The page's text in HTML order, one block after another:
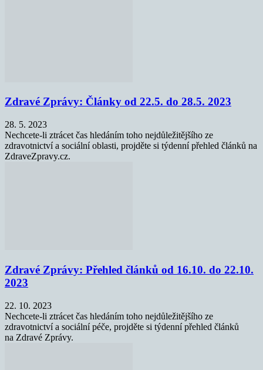
Zdravé Zprávy: Články od 22.5. do 28.5. 2023
28. 5. 2023
Nechcete-li ztrácet čas hledáním toho nejdůležitějšího ze
zdravotnictví a sociální oblasti, projděte si týdenní přehled článků na
ZdraveZpravy.cz.
Zdravé Zprávy: Přehled článků od 16.10. do 22.10.
2023
22. 10. 2023
Nechcete-li ztrácet čas hledáním toho nejdůležitějšího ze
zdravotnictví a sociální péče, projděte si týdenní přehled článků
na Zdravé Zprávy.